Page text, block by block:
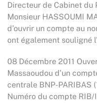
Directeur de Cabinet du
Monsieur HASSOUMI
d’ouvrir un compte au
ont également souligné
08 Décembre 2011
Massaoudou d’un
centrale BNP-PARIBAS
Numéro du compte